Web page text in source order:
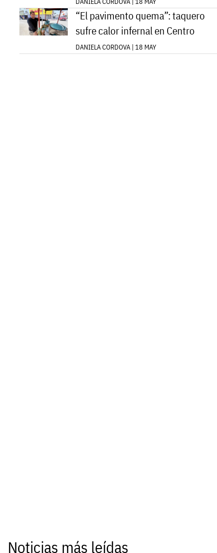
“El pavimento quema”: taquero
sufre calor infernal en Centro
DANIELA CORDOVA | 18 MAY
Noticias más leídas